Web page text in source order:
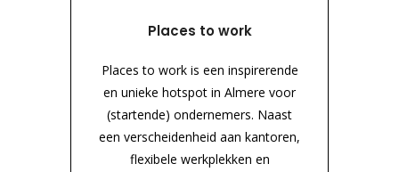
Places to work
Places to work is een inspirerende
en unieke hotspot in Almere voor
(startende) ondernemers. Naast
een verscheidenheid aan kantoren,
flexibele werkplekken en